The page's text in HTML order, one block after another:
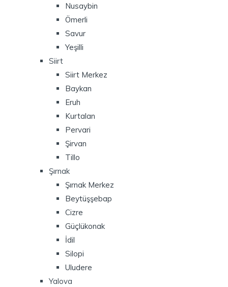
Nusaybin
Ömerli
Savur
Yeşilli
Siirt
Siirt Merkez
Baykan
Eruh
Kurtalan
Pervari
Şirvan
Tillo
Şırnak
Şırnak Merkez
Beytüşşebap
Cizre
Güçlükonak
İdil
Silopi
Uludere
Yalova